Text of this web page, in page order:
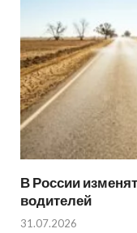
В России
водителей
31.07.2026